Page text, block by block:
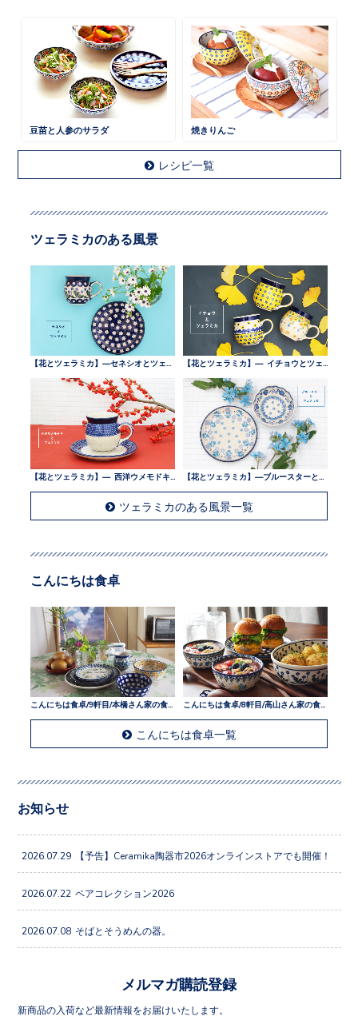
豆苗と人参のサラダ 焼きりんご
レシピ一覧
ツェラミカのある風景
ツェラミカのある風景一覧
こんにちは食卓
こんにちは食卓/9軒目/本橋さん家の食卓
こんにちは食卓一覧
お知らせ
2026.07.29 【予告】Ceramika陶器市2026オンラインストアでも開催！
2026.07.22 ペアコレクション2026
2026.07.08 そばとそうめんの器。
メルマガ購読登録
新商品の入荷など最新情報をお届けいたします。